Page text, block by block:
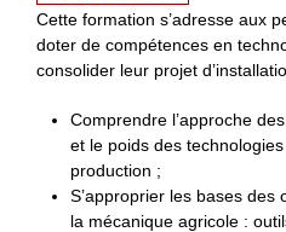
Cette formation s’adresse aux
doter de compétences en
consolider leur projet
Comprendre l’approche
et le poids des
production ;
S’approprier les bases des
la mécanique agricole :